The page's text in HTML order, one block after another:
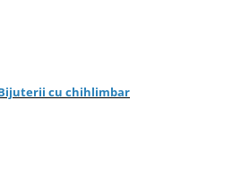
cu chihlimbar